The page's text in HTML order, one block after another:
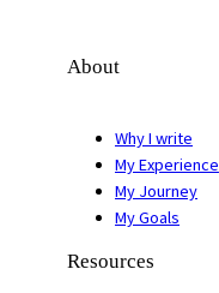
About
Why I write
My Experience
My Journey
My Goals
Resources